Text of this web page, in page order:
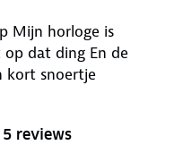
Mijn horloge is
op dat ding En de
kort snoertje
5 reviews